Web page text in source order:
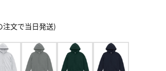
文で当日発送)